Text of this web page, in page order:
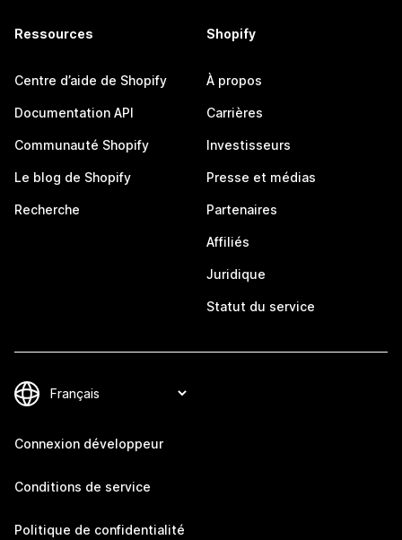
Ressources
Centre d’aide de Shopify
Documentation API
Communauté Shopify
Le blog de Shopify
Recherche
Shopify
À propos
Carrières
Investisseurs
Presse et médias
Partenaires
Affiliés
Juridique
Statut du service
Connexion développeur
Conditions de service
Politique de confidentialité